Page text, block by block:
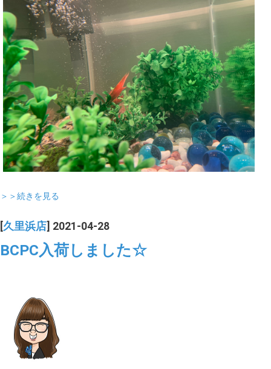
＞＞続きを見る
[久里浜店] 2021-04-28
BCPC入荷しました☆